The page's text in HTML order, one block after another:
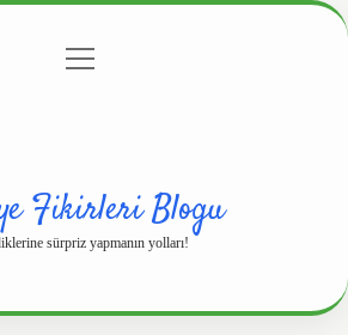
Gizlilik Politikası
menüyü
Fikirleri Blogu
sürpriz yapmanın yolları!